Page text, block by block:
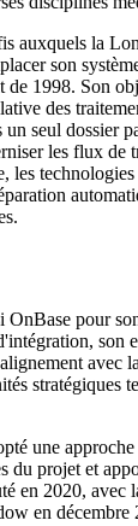
auxquels la
son
de 1998. Son
des
un seul dossier
les flux de
les
OnBase pour
son
avec
stratégiques
une
du projet et
en 2020, avec
en décembre